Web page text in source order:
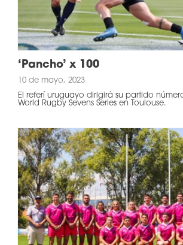
‘Pancho’ x 100
10 de mayo, 2023
El referí uruguayo dirigirá su partido
World Rugby Sevens Series en Toulouse.